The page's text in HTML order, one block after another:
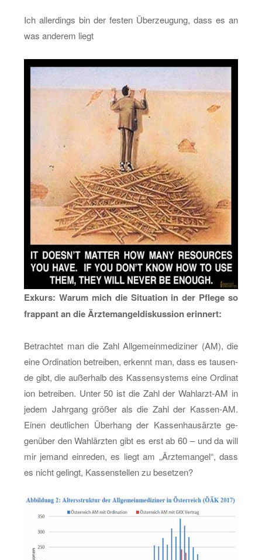
Ich al­ler­dings bin der fes­ten Über­zeu­gung, dass es an
was an­de­rem liegt
Ex­kurs: Warum mich die Si­tua­ti­on in der Pfle­ge so
frap­pant an die Ärz­te­man­gel­dis­kus­si­on er­in­nert:
Be­trach­tet man die Zahl All­ge­mein­me­di­zi­ner (AM), die
eine Or­di­na­ti­on be­trei­ben, er­kennt man, dass es tau­sen­
de gibt, die au­ßer­halb des Kas­sen­sys­tems eine Or­di­na­t
i­on be­trei­ben. Unter 50 ist die Zahl der Wahl­arzt-AM in
jedem Jahr­gang grö­ßer als die Zahl der Kas­sen-AM.
Einen deut­li­chen Über­hang der Kas­sen­haus­ärz­te ge­
gen­über den Wahl­ärz­ten gibt es erst ab 60 – und da will
mir je­mand ein­re­den, es liegt am „Ärz­te­man­gel“, dass
es nicht ge­lingt, Kas­sen­stel­len zu be­set­zen?